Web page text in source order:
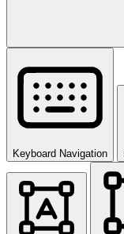
Keyboard Navigation